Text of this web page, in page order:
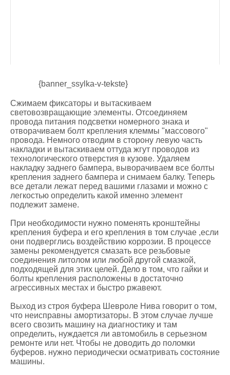
{banner_ssylka-v-tekste}
Сжимаем фиксаторы и вытаскиваем
световозвращающие элементы. Отсоединяем
провода питания подсветки номерного знака и
отворачиваем болт крепления клеммы "массового"
провода. Немного отводим в сторону левую часть
накладки и вытаскиваем оттуда жгут проводов из
технологического отверстия в кузове. Удаляем
накладку заднего бампера, выворачиваем все болты
крепления заднего бампера и снимаем балку. Теперь
все детали лежат перед вашими глазами и можно с
легкостью определить какой именно элемент
подлежит замене.
При необходимости нужно поменять кронштейны
крепления буфера и его крепления в том случае ,если
они подверглись воздействию коррозии. В процессе
замены рекомендуется смазать все резьбовые
соединения литолом или любой другой смазкой,
подходящей для этих целей. Дело в том, что гайки и
болты крепления расположены в достаточно
агрессивных местах и быстро ржавеют.
Выход из строя буфера Шевроле Нива говорит о том,
что неисправны амортизаторы. В этом случае лучше
всего свозить машину на диагностику и там
определить, нуждается ли автомобиль в серьезном
ремонте или нет. Чтобы не доводить до поломки
буферов. нужно периодически осматривать состояние
машины.